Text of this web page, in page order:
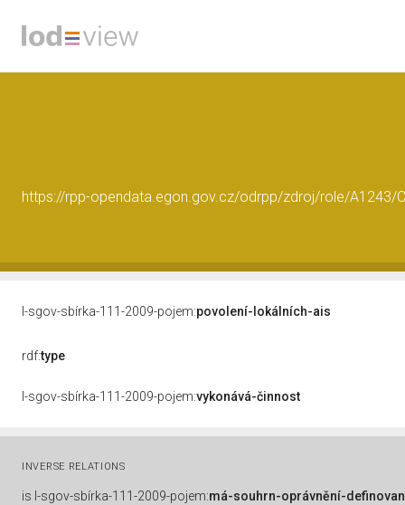
https://rpp-opendata.egon.gov.cz/odrpp/zdroj/role/A1243/
l-sgov-sbírka-111-2009-pojem:povolení-lokálních-ais
rdf:type
l-sgov-sbírka-111-2009-pojem:vykonává-činnost
INVERSE RELATIONS
is l-sgov-sbírka-111-2009-pojem:má-souhrn-oprávnění-